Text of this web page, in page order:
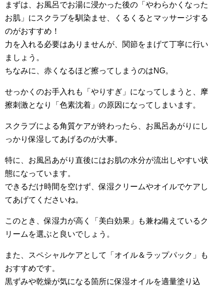
まずは、お風呂でお湯に浸かった後の「やわらかくなった
お肌」にスクラブを馴染ませ、くるくるとマッサージする
のがおすすめ！
力を入れる必要はありませんが、関節をまげて丁寧に行い
ましょう。
ちなみに、赤くなるほど擦ってしまうのはNG。
せっかくのお手入れも「やりすぎ」になってしまうと、摩
擦刺激となり「色素沈着」の原因になってしまいます。
スクラブによる角質ケアが終わったら、お風呂あがりにし
っかり保湿してあげるのが大事。
特に、お風呂あがり直後にはお肌の水分が流出しやすい状
態になっています。
できるだけ時間を空けず、保湿クリームやオイルでケアし
てあげてくださいね。
このとき、保湿力が高く「美白効果」も兼ね備えているク
リームを選ぶと良いでしょう。
また、スペシャルケアとして「オイル＆ラップパック」も
おすすめです。
黒ずみや乾燥が気になる箇所に保湿オイルを適量塗り込